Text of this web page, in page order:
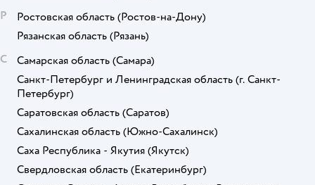
Р
Ростовская область (Ростов-на-Дону)
Рязанская область (Рязань)
С
Самарская область (Самара)
Санкт-Петербург и Ленинградская область (г. Санкт-
Петербург)
Саратовская область (Саратов)
Сахалинская область (Южно-Сахалинск)
Саха Республика - Якутия (Якутск)
Свердловская область (Екатеринбург)